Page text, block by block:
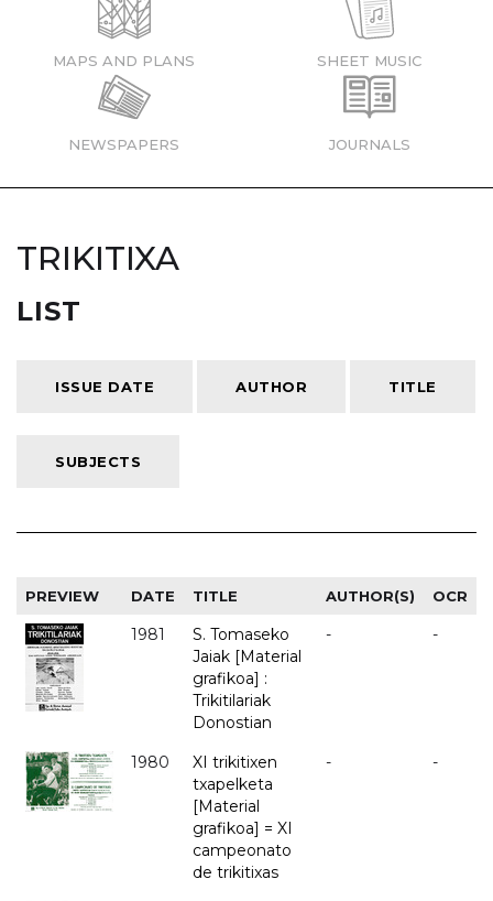
MAPS AND PLANS SHEET MUSIC
NEWSPAPERS JOURNALS
TRIKITIXA
LIST
PREVIEW DATE TITLE AUTHOR(S) OCR
1981
S. Tomaseko
Jaiak [Material
grafikoa] :
Trikitilariak
Donostian
- -
1980
XI trikitixen
txapelketa
[Material
grafikoa] = XI
campeonato
de trikitixas
- -